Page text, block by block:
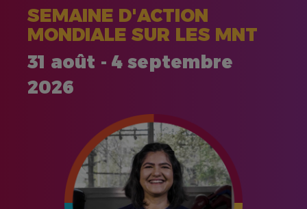
SEMAINE D'ACTION
MONDIALE SUR LES MNT
31 août - 4 septembre
2026